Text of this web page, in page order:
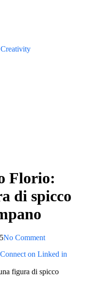
Florio:
di spicco
No Comment
Connect on Linked in